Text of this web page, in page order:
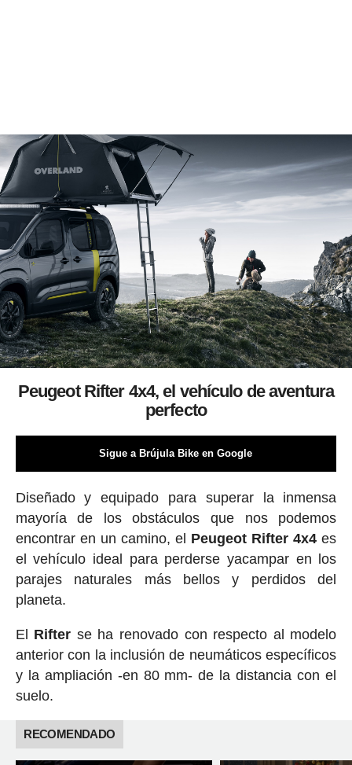
Peugeot Rifter 4x4, el vehículo de aventura
perfecto
Sigue a Brújula Bike en Google
Diseñado y equipado para superar la inmensa
mayoría de los obstáculos que nos podemos
encontrar en un camino, el Peugeot Rifter 4x4 es
el vehículo ideal para perderse yacampar en los
parajes naturales más bellos y perdidos del
planeta.
El Rifter se ha renovado con respecto al modelo
anterior con la inclusión de neumáticos específicos
y la ampliación -en 80 mm- de la distancia con el
suelo.
RECOMENDADO